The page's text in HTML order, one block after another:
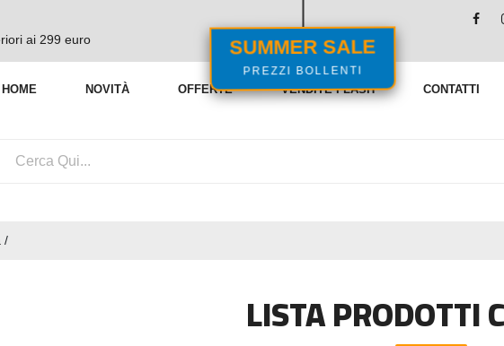
SUMMER SALE
PREZZI BOLLENTI
ai 299 euro
HOME NOVITÀ OFFERTE VENDITE FLASH CONTATTI
/
LISTA PRODOTTI